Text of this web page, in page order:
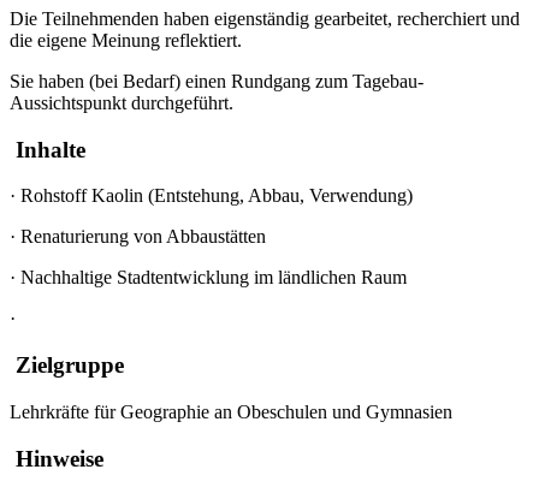
Die Teilnehmenden haben eigenständig gearbeitet, recherchiert und
die eigene Meinung reflektiert.
Sie haben (bei Bedarf) einen Rundgang zum Tagebau-
Aussichtspunkt durchgeführt.
Inhalte
· Rohstoff Kaolin (Entstehung, Abbau, Verwendung)
· Renaturierung von Abbaustätten
· Nachhaltige Stadtentwicklung im ländlichen Raum
·
Zielgruppe
Lehrkräfte für Geographie an Obeschulen und Gymnasien
Hinweise